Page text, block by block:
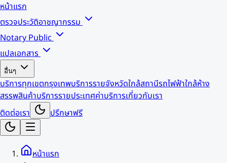
หน้าแรก
ตรวจประวัติอาชญากรรม
Notary Public
แปลเอกสาร
อื่นๆ
บริการทุกเขตกรุงเทพบริการรายจังหวัดใกล้สถานีรถไฟฟ้าใกล้ห้าง
สรรพสินค้าบริการรายประเทศค่าบริการเกี่ยวกับเรา
ติดต่อเรา
ปรึกษาฟรี
หน้าแรก